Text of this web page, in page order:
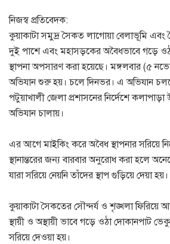
নিজস্ব প্রতিবেদক:
কুয়াকাটা সমুদ্র সৈকত লাগোয়া বেলাভূমি
দুই পাশে এবং মহাসড়কের অবৈধভাবে গড়ে
স্থাপনা অপসারণ করা হয়েছে। মঙ্গলবার (৫
অভিযান শুরু হয়। চলে দিনভর। এ অভিযান
পটুয়াখালী জেলা প্রশাসনের নির্দেশে
অভিযান চালায়।
এর আগে মাইকিং করে অবৈধ স্থাপনার সরিয়ে
স্থানান্তরের জন্য বারবার অনুরোধ করা হলে
যারা সরিয়ে নেয়নি তাঁদের স্থাপ গুড়িয়ে দেয়া হয়।
কুয়াকাটা সৈকতের সৌন্দর্য ও শৃঙ্খলা
স্থায়ী ও অস্থায়ী ভাবে গড়ে ওঠা দোকানপাট
সরিয়ে দেওয়া হয়।